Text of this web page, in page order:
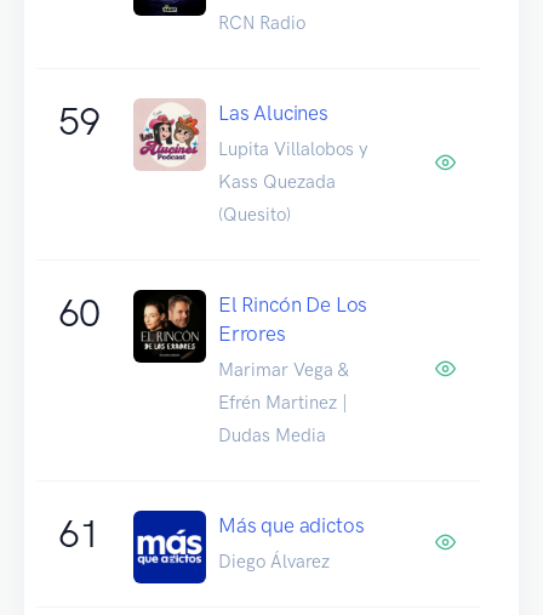
RCN Radio
59 Las Alucines
Lupita Villalobos y
Kass Quezada
(Quesito)
60
El Rincón De Los
Errores
Marimar Vega &
Efrén Martinez |
Dudas Media
61 Más que adictos
Diego Álvarez